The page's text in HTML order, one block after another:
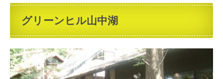
グリーンヒル山中湖